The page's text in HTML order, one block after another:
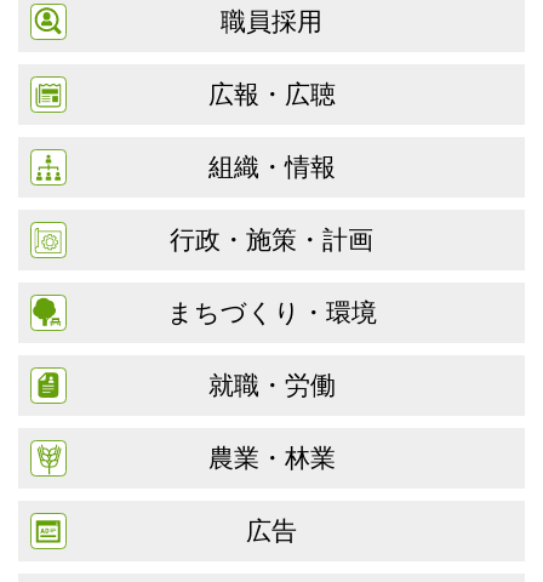
職員採用
広報・広聴
組織・情報
行政・施策・計画
まちづくり・環境
就職・労働
農業・林業
広告